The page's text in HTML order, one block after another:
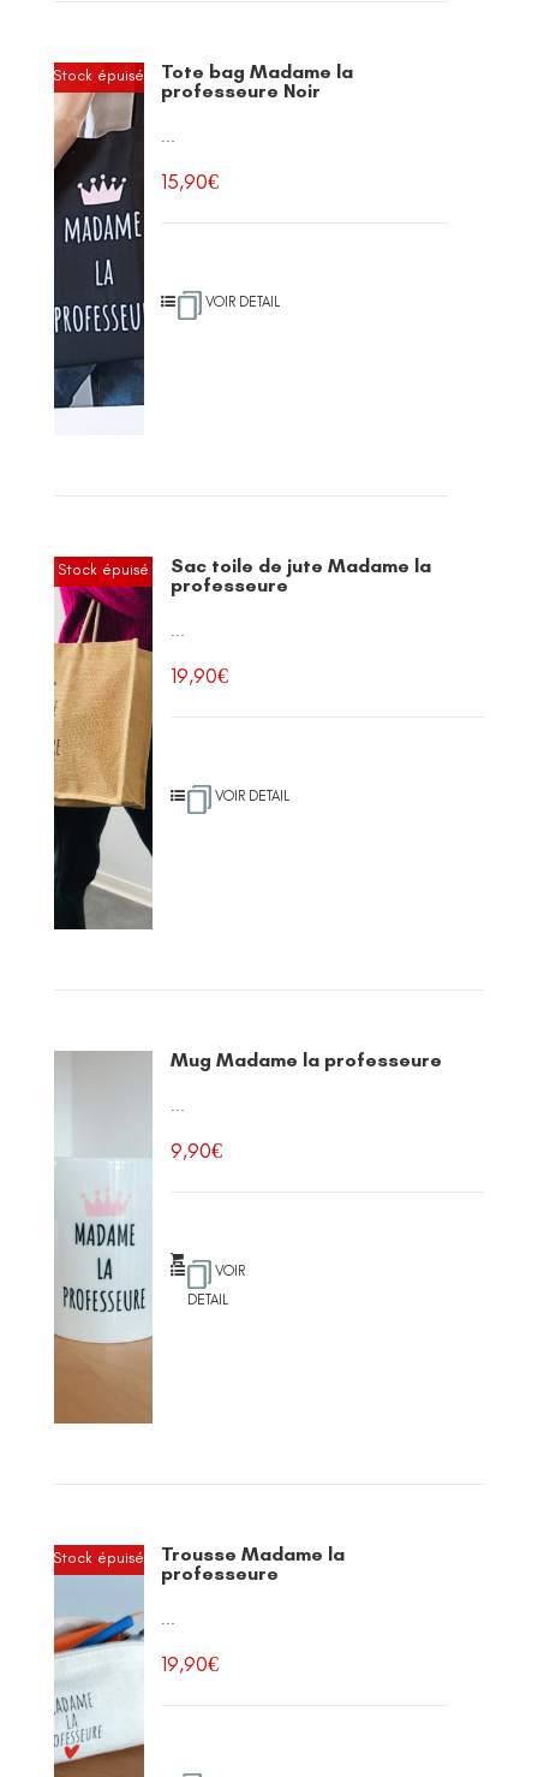
Stock épuisé
Tote bag Madame la
professeure Noir
...
15,90€
VOIR DETAIL
Stock épuisé
Sac toile de jute Madame la
professeure
...
19,90€
VOIR DETAIL
Mug Madame la professeure
...
9,90€
VOIR
DETAIL
Stock épuisé
Trousse Madame la
professeure
...
19,90€